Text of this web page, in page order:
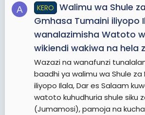
A KERO
Walimu wa Shule
Gmhasa Tumaini iliyopo
wanalazimisha Watoto
wikiendi wakiwa na hela
Wazazi na wanafunzi
baadhi ya walimu wa Shule za
iliyopo Ilala, Dar es Salaam
watoto kuhudhuria shule siku
(Jumamosi), pamoja na